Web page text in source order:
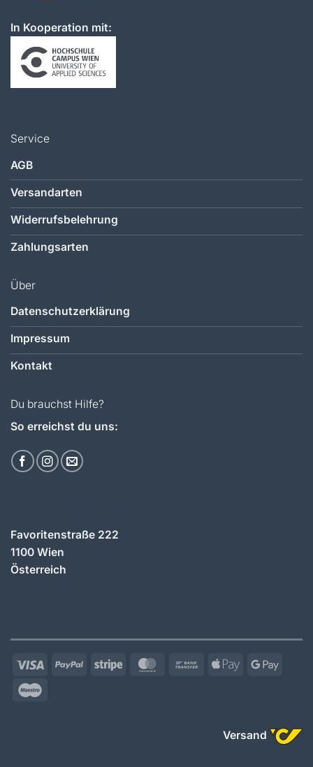
In Kooperation mit:
Service
AGB
Versandarten
Widerrufsbelehrung
Zahlungsarten
Über
Datenschutzerklärung
Impressum
Kontakt
Du brauchst Hilfe?
So erreichst du uns:
Favoritenstraße 222
1100 Wien
Österreich
Visa PayPal Stripe MasterCard
Bank
Apple
Versand